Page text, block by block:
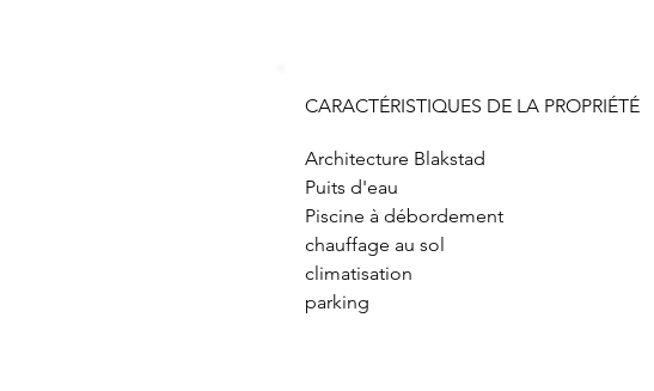
CARACTÉRISTIQUES DE LA PROPRIÉTÉ
Architecture Blakstad
Puits d'eau
Piscine à débordement
chauffage au sol
climatisation
parking